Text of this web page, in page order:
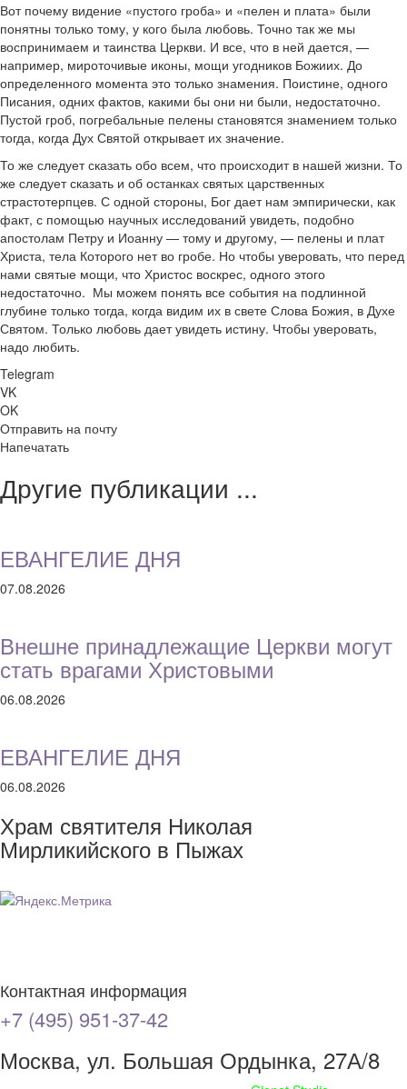
Вот почему видение «пустого гроба» и «пелен и плата» были
понятны только тому, у кого была любовь. Точно так же мы
воспринимаем и таинства Церкви. И все, что в ней дается, —
например, мироточивые иконы, мощи угодников Божиих. До
определенного момента это только знамения. Поистине, одного
Писания, одних фактов, какими бы они ни были, недостаточно.
Пустой гроб, погребальные пелены становятся знамением только
тогда, когда Дух Святой открывает их значение.
То же следует сказать обо всем, что происходит в нашей жизни. То
же следует сказать и об останках святых царственных
страстотерпцев. С одной стороны, Бог дает нам эмпирически, как
факт, с помощью научных исследований увидеть, подобно
апостолам Петру и Иоанну — тому и другому, — пелены и плат
Христа, тела Которого нет во гробе. Но чтобы уверовать, что перед
нами святые мощи, что Христос воскрес, одного этого
недостаточно. Мы можем понять все события на подлинной
глубине только тогда, когда видим их в свете Слова Божия, в Духе
Святом. Только любовь дает увидеть истину. Чтобы уверовать,
надо любить.
Telegram
VK
OK
Отправить на почту
Напечатать
Другие публикации ...
ЕВАНГЕЛИЕ ДНЯ
07.08.2026
Внешне принадлежащие Церкви могут
стать врагами Христовыми
06.08.2026
ЕВАНГЕЛИЕ ДНЯ
06.08.2026
Храм святителя Николая
Мирликийского в Пыжах
Контактная информация
+7 (495) 951-37-42
Москва, ул. Большая Ордынка, 27А/8